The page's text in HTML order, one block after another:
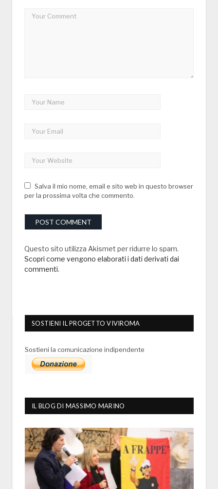
Salva il mio nome, email e sito web in questo browser
per la prossima volta che commento.
Questo sito utilizza Akismet per ridurre lo spam.
Scopri come vengono elaborati i dati derivati dai
commenti.
SOSTIENI IL PROGETTO VIVIROMA
Sostieni la comunicazione indipendente
IL BLOG DI MASSIMO MARINO